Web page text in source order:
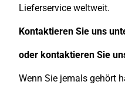
Lieferservice weltweit.
Kontaktieren Sie uns
oder kontaktieren Sie
Wenn Sie jemals gehört